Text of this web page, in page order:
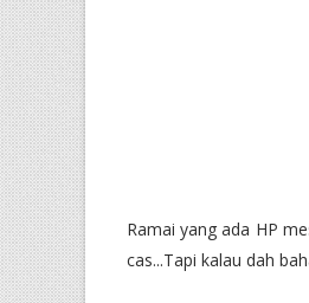
Ramai yang ada HP
cas...Tapi kalau dah